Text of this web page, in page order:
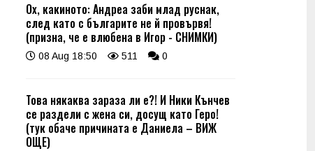
Ох, какиното: Андреа заби млад руснак,
след като с българите не й провървя!
(призна, че е влюбена в Игор - СНИМКИ)
08 Aug 18:50 511 0
Това някаква зараза ли е?! И Ники Кънчев
се раздели с жена си, досущ като Геро!
(тук обаче причината е Даниела – ВИЖ
ОЩЕ)